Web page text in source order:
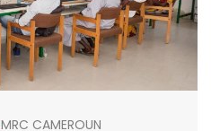
MRC CAMEROUN